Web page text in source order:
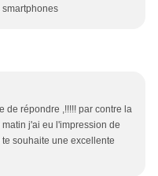
de répondre ,!!!!! par contre la
j'ai eu l'impression de
souhaite une excellente